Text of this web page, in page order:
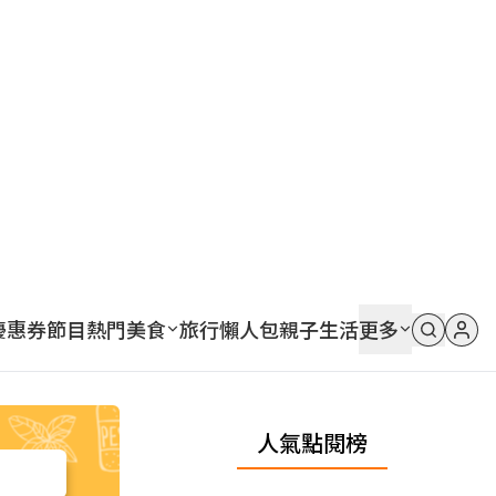
惠券節目熱門美食 旅行懶人包親子生活更多
人氣點閱榜